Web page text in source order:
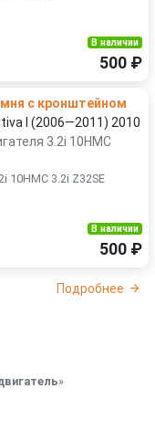
В наличии
500 ₽
с кронштейном
I (2006—2011) 2010
3.2i 10HMC
10HMC 3.2i Z32SE
В наличии
500 ₽
Подробнее
»